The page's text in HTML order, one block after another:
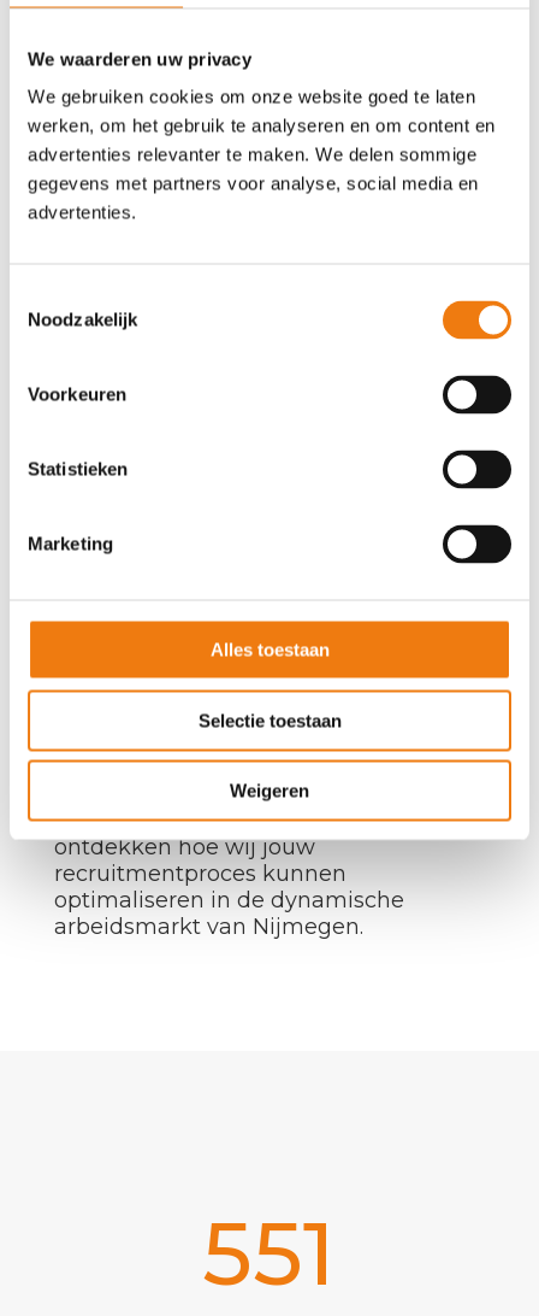
We waarderen uw privacy
We gebruiken cookies om onze website goed te laten
werken, om het gebruik te analyseren en om content en
advertenties relevanter te maken. We delen sommige
gegevens met partners voor analyse, social media en
advertenties.
Noodzakelijk
Voorkeuren
Statistieken
Marketing
Alles toestaan
Selectie toestaan
Weigeren
verschillende branches zoals ICT,
techniek en marketing, zijn we in staat
om geschikte werknemers te vinden
die passen binnen jouw organisatie.
Met onze datagedreven aanpak en
diepgaande marktkennis zorgen we
een succesvolle toekomst voor jouw
organisatie door het aantrekken van de
MEER WETEN?
Neemcontactmet ons op om te
ontdekken hoe wij jouw
recruitmentproces kunnen
optimaliseren in de dynamische
arbeidsmarkt van Nijmegen.
641